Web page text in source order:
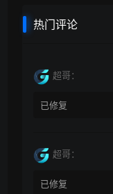
热门评论
超哥：
已修复
超哥：
已修复